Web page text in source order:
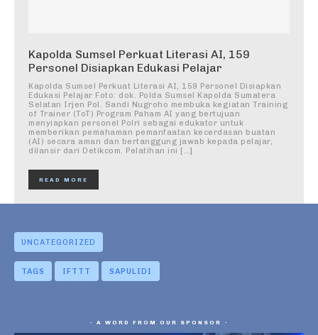
Kapolda Sumsel Perkuat Literasi AI, 159
Personel Disiapkan Edukasi Pelajar
Kapolda Sumsel Perkuat Literasi AI, 159 Personel Disiapkan
Edukasi Pelajar Foto: dok. Polda Sumsel Kapolda Sumatera
Selatan Irjen Pol. Sandi Nugroho membuka kegiatan Training
of Trainer (ToT) Program Paham AI yang bertujuan
menyiapkan personel Polri sebagai edukator untuk
memberikan pemahaman pemanfaatan kecerdasan buatan
(AI) secara aman dan bertanggung jawab kepada pelajar,
dilansir dari Detikcom. Pelatihan ini […]
READ MORE
UNCATEGORIZED
TAGS IFTTT SAPULIDI
- A WORD FROM OUR SPONSOR -